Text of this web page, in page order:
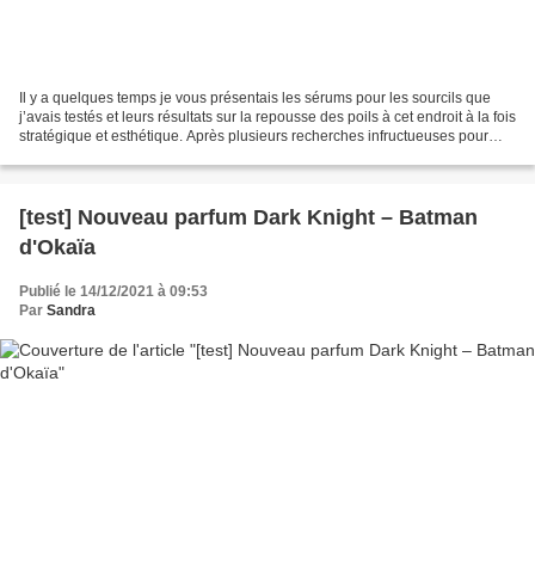
Il y a quelques temps je vous présentais les sérums pour les sourcils que
j’avais testés et leurs résultats sur la repousse des poils à cet endroit à la fois
stratégique et esthétique. Après plusieurs recherches infructueuses pour
[test] Nouveau parfum Dark Knight – Batman
d'Okaïa
Publié le 14/12/2021 à 09:53
Par Sandra